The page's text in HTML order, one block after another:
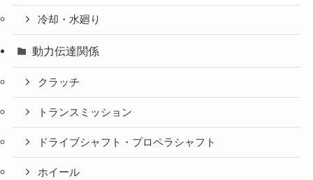
冷却・水廻り
動力伝達関係
クラッチ
トランスミッション
ドライブシャフト・プロペラシャフト
ホイール